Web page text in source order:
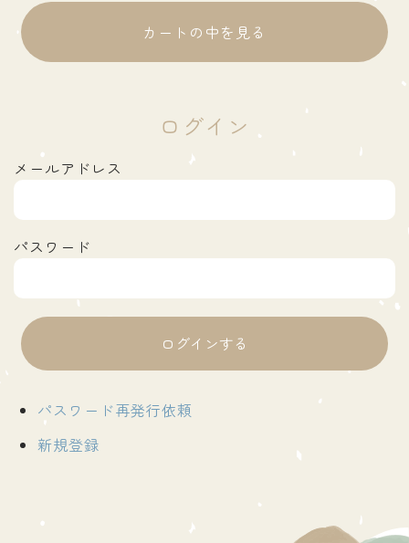
カートの中を見る
ログイン
メールアドレス
パスワード
パスワード再発行依頼
新規登録